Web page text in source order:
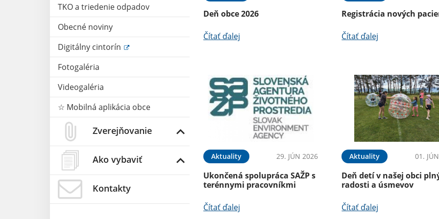
TKO a triedenie odpadov
Obecné noviny
Digitálny cintorín
Fotogaléria
Videogaléria
☆ Mobilná aplikácia obce
Zverejňovanie
Ako vybaviť
Kontakty
Deň obce 2026
Čítať ďalej
Registrácia nových
Čítať ďalej
Aktuality 29. JÚN 2026
Ukončená spolupráca SAŽP s
terénnymi pracovníkmi
Čítať ďalej
Aktuality 01.
Deň detí v našej obci
radosti a úsmevov
Čítať ďalej